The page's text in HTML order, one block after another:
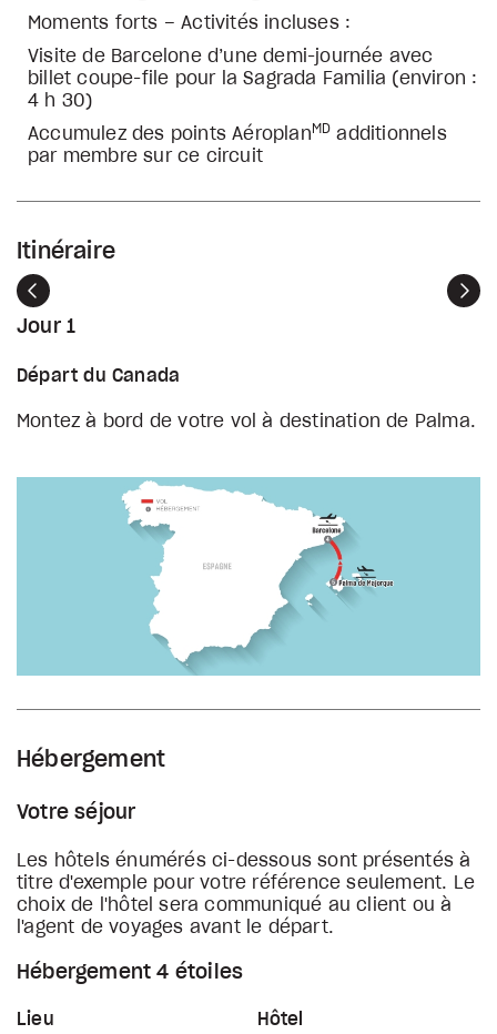
Moments forts – Activités incluses :
Visite de Barcelone d’une demi-journée avec
billet coupe-file pour la Sagrada Familia (environ :
4 h 30)
Accumulez des points Aéroplan MD additionnels
par membre sur ce circuit
Itinéraire
Précédent
Jour 1
Départ du Canada
Montez à bord de votre vol à destination de Palma.
Hébergement
Votre séjour
Les hôtels énumérés ci-dessous sont présentés à
titre d'exemple pour votre référence seulement. Le
choix de l'hôtel sera communiqué au client ou à
l'agent de voyages avant le départ.
Hébergement 4 étoiles
Lieu Hôtel